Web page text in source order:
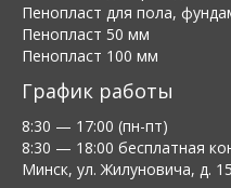
Пенопласт для пола,
Пенопласт 50 мм
Пенопласт 100 мм
График работы
8:30 — 17:00 (пн-пт)
8:30 — 18:00 бесплатная
Минск, ул. Жилуновича, д.